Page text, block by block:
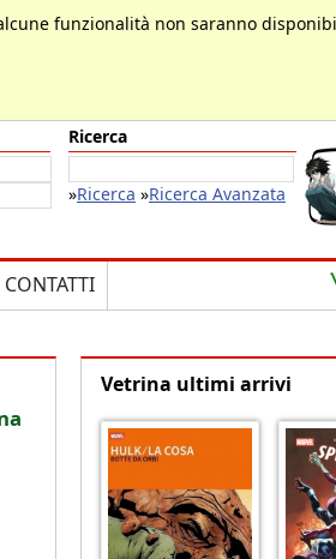
funzionalità non saranno
Ricerca
»Ricerca »Ricerca Avanzata
CONTATTI
Vetrina ultimi arrivi